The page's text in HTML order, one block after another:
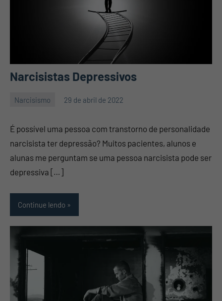
Narcisistas Depressivos
Narcisismo 29 de abril de 2022
É possível uma pessoa com transtorno de personalidade
narcisista ter depressão? Muitos pacientes, alunos e
alunas me perguntam se uma pessoa narcisista pode ser
depressiva […]
Continue lendo